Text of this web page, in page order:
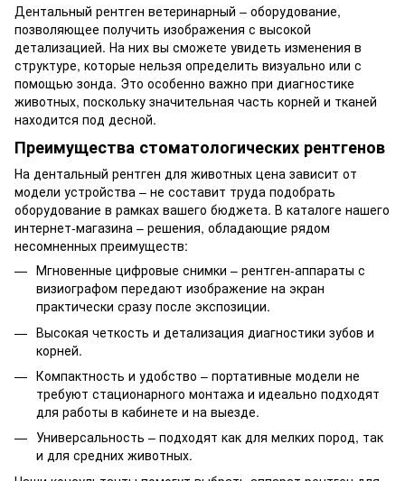
Дентальный рентген ветеринарный – оборудование,
позволяющее получить изображения с высокой
детализацией. На них вы сможете увидеть изменения в
структуре, которые нельзя определить визуально или с
помощью зонда. Это особенно важно при диагностике
животных, поскольку значительная часть корней и тканей
находится под десной.
Преимущества стоматологических рентгенов
На дентальный рентген для животных цена зависит от
модели устройства – не составит труда подобрать
оборудование в рамках вашего бюджета. В каталоге нашего
интернет-магазина – решения, обладающие рядом
несомненных преимуществ:
Мгновенные цифровые снимки – рентген-аппараты с
визиографом передают изображение на экран
практически сразу после экспозиции.
Высокая четкость и детализация диагностики зубов и
корней.
Компактность и удобство – портативные модели не
требуют стационарного монтажа и идеально подходят
для работы в кабинете и на выезде.
Универсальность – подходят как для мелких пород, так
и для средних животных.